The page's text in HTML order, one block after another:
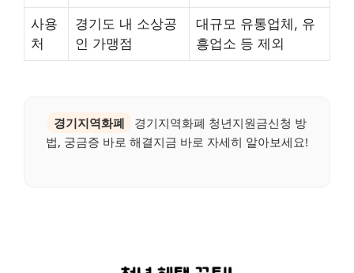
사용
처
경기도 내 소상공
인 가맹점
대규모 유통업체, 유
흥업소 등 제외
경기지역화폐
경기지역화폐 청년지원금신청 방
법, 궁금증 바로 해결지금 바로 자세히 알아보세요!